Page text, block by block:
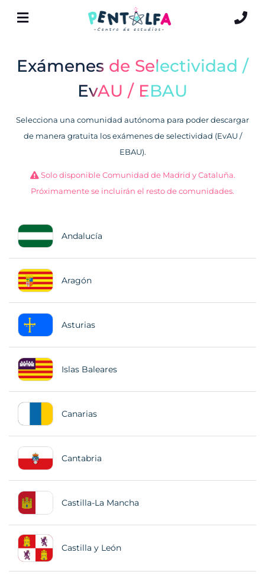
Exámenes de Selectividad /
EvAU / EBAU
Selecciona una comunidad autónoma para poder descargar
de manera gratuita los exámenes de selectividad (EvAU /
EBAU).
Solo disponible Comunidad de Madrid y Cataluña.
Próximamente se incluirán el resto de comunidades.
Andalucía
Aragón
Asturias
Islas Baleares
Canarias
Cantabria
Castilla-La Mancha
Castilla y León